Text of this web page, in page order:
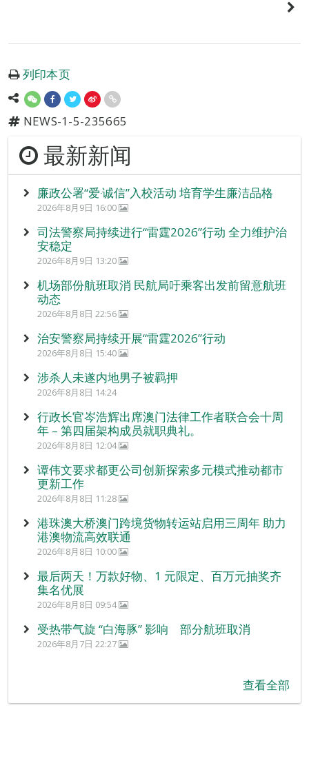
列印本页
NEWS-1-5-235665
最新新闻
廉政公署“爱‧诚信”入校活动 培育学生廉洁品格
2026年8月9日 16:00
司法警察局持续进行“雷霆2026”行动 全力维护治
安稳定
2026年8月9日 13:20
机场部份航班取消 民航局吁乘客出发前留意航班
动态
2026年8月8日 22:56
治安警察局持续开展“雷霆2026”行动
2026年8月8日 15:40
涉杀人未遂内地男子被羁押
2026年8月8日 14:24
行政长官岑浩辉出席澳门法律工作者联合会十周
年 – 第四届架构成员就职典礼。
2026年8月8日 12:04
谭伟文要求都更公司创新探索多元模式推动都市
更新工作
2026年8月8日 11:28
港珠澳大桥澳门跨境货物转运站启用三周年 助力
港澳物流高效联通
2026年8月8日 10:00
最后两天！万款好物、1 元限定、百万元抽奖齐
集名优展
2026年8月8日 09:54
受热带气旋 “白海豚” 影响 部分航班取消
2026年8月7日 22:27
查看全部